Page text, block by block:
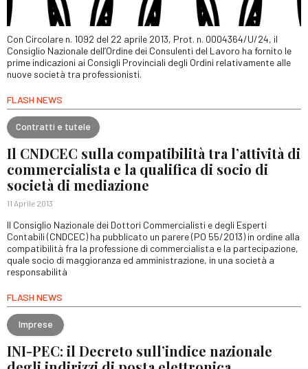
Con Circolare n. 1092 del 22 aprile 2013, Prot. n. 0004364/U/24, il
Consiglio Nazionale dell’Ordine dei Consulenti del Lavoro ha fornito le
prime indicazioni ai Consigli Provinciali degli Ordini relativamente alle
nuove società tra professionisti.
FLASH NEWS
Contratti e tutele
Il CNDCEC sulla compatibilità tra l’attività di
commercialista e la qualifica di socio di
società di mediazione
11 Aprile 2013
Il Consiglio Nazionale dei Dottori Commercialisti e degli Esperti
Contabili (CNDCEC) ha pubblicato un parere (PO 55/2013) in ordine alla
compatibilità fra la professione di commercialista e la partecipazione,
quale socio di maggioranza ed amministrazione, in una società a
responsabilità
FLASH NEWS
Imprese
INI-PEC: il Decreto sull’indice nazionale